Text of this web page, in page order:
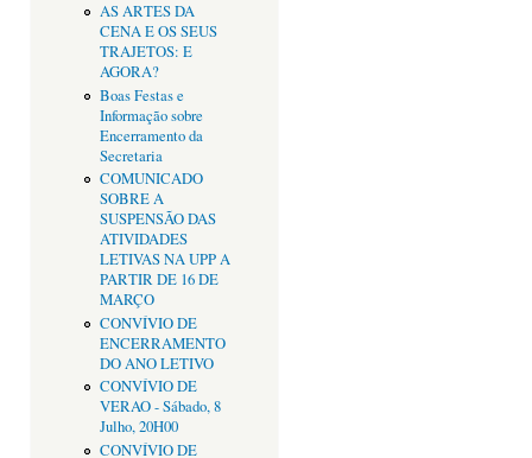
AS ARTES DA
CENA E OS SEUS
TRAJETOS: E
AGORA?
Boas Festas e
Informação sobre
Encerramento da
Secretaria
COMUNICADO
SOBRE A
SUSPENSÃO DAS
ATIVIDADES
LETIVAS NA UPP A
PARTIR DE 16 DE
MARÇO
CONVÍVIO DE
ENCERRAMENTO
DO ANO LETIVO
CONVÍVIO DE
VERAO - Sábado, 8
Julho, 20H00
CONVÍVIO DE